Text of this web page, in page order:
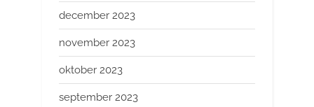
december 2023
november 2023
oktober 2023
september 2023